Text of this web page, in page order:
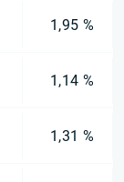
1,95 %
1,14 %
1,31 %